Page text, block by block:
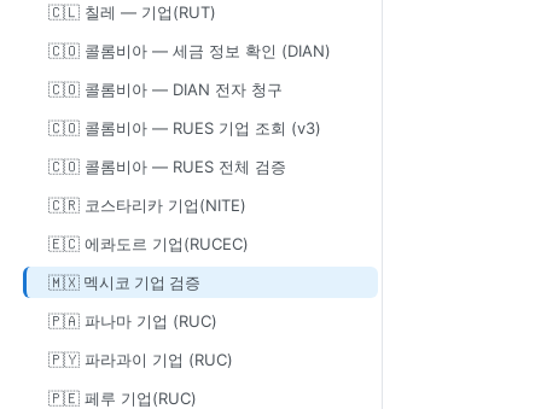
🇨🇱 칠레 — 기업(RUT)
🇨🇴 콜롬비아 — 세금 정보 확인 (DIAN)
🇨🇴 콜롬비아 — DIAN 전자 청구
🇨🇴 콜롬비아 — RUES 기업 조회 (v3)
🇨🇴 콜롬비아 — RUES 전체 검증
🇨🇷 코스타리카 기업(NITE)
🇪🇨 에콰도르 기업(RUCEC)
🇲🇽 멕시코 기업 검증
🇵🇦 파나마 기업 (RUC)
🇵🇾 파라과이 기업 (RUC)
🇵🇪 페루 기업(RUC)